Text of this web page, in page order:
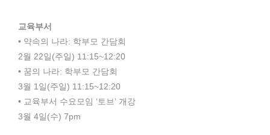
교육부서
• 약속의 나라: 학부모 간담회
2월 22일(주일) 11:15~12:20
• 꿈의 나라: 학부모 간담회
3월 1일(주일) 11:15~12:20
• 교육부서 수요모임 ‘토브’ 개강
3월 4일(수) 7pm